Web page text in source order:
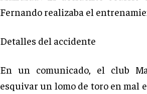
Fernando realizaba el
Detalles del accidente
En un comunicado, el club
esquivar un lomo de toro en mal